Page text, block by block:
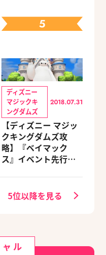
5
ディズニー
マジックキ
ングダムズ
2018.07.31
【ディズニー マジッ
クキングダムズ攻
略】『ベイマック
ス』イベント先行体
5位以降を見る
ル